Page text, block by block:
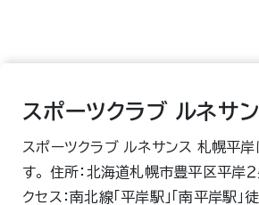
スポーツクラブ ルネサ
スポーツクラブ ルネサンス 札幌平
す。 住所：北海道札幌市豊平区平岸２
クセス：南北線「平岸駅」「南平岸